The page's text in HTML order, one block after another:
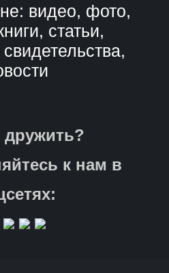
видео, фото,
статьи,
к нам в